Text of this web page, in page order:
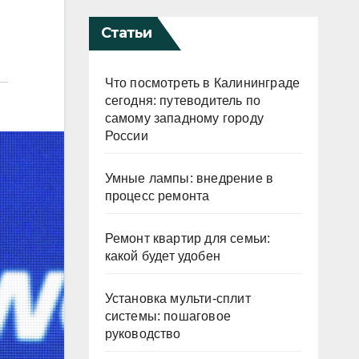
Статьи
Что посмотреть в Калининграде
сегодня: путеводитель по
самому западному городу
России
Умные лампы: внедрение в
процесс ремонта
Ремонт квартир для семьи:
какой будет удобен
Установка мульти-сплит
системы: пошаговое
руководство